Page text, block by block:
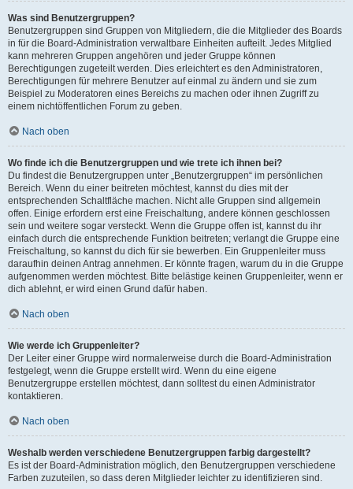
Was sind Benutzergruppen?
Benutzergruppen sind Gruppen von Mitgliedern, die die Mitglieder des Boards
in für die Board-Administration verwaltbare Einheiten aufteilt. Jedes Mitglied
kann mehreren Gruppen angehören und jeder Gruppe können
Berechtigungen zugeteilt werden. Dies erleichtert es den Administratoren,
Berechtigungen für mehrere Benutzer auf einmal zu ändern und sie zum
Beispiel zu Moderatoren eines Bereichs zu machen oder ihnen Zugriff zu
einem nichtöffentlichen Forum zu geben.
Nach oben
Wo finde ich die Benutzergruppen und wie trete ich ihnen bei?
Du findest die Benutzergruppen unter „Benutzergruppen“ im persönlichen
Bereich. Wenn du einer beitreten möchtest, kannst du dies mit der
entsprechenden Schaltfläche machen. Nicht alle Gruppen sind allgemein
offen. Einige erfordern erst eine Freischaltung, andere können geschlossen
sein und weitere sogar versteckt. Wenn die Gruppe offen ist, kannst du ihr
einfach durch die entsprechende Funktion beitreten; verlangt die Gruppe eine
Freischaltung, so kannst du dich für sie bewerben. Ein Gruppenleiter muss
daraufhin deinen Antrag annehmen. Er könnte fragen, warum du in die Gruppe
aufgenommen werden möchtest. Bitte belästige keinen Gruppenleiter, wenn er
dich ablehnt, er wird einen Grund dafür haben.
Nach oben
Wie werde ich Gruppenleiter?
Der Leiter einer Gruppe wird normalerweise durch die Board-Administration
festgelegt, wenn die Gruppe erstellt wird. Wenn du eine eigene
Benutzergruppe erstellen möchtest, dann solltest du einen Administrator
kontaktieren.
Nach oben
Weshalb werden verschiedene Benutzergruppen farbig dargestellt?
Es ist der Board-Administration möglich, den Benutzergruppen verschiedene
Farben zuzuteilen, so dass deren Mitglieder leichter zu identifizieren sind.